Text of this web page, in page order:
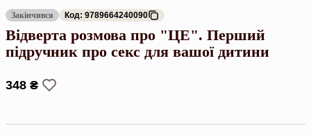
Закінчився Код: 9789664240090
Відверта розмова про "ЦЕ". Перший
підручник про секс для вашої дитини
348 ₴